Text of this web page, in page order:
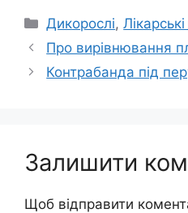
Категорії
Дикорослі,
Про вирівнювання
Контрабанда під
Залишити
Щоб відправити